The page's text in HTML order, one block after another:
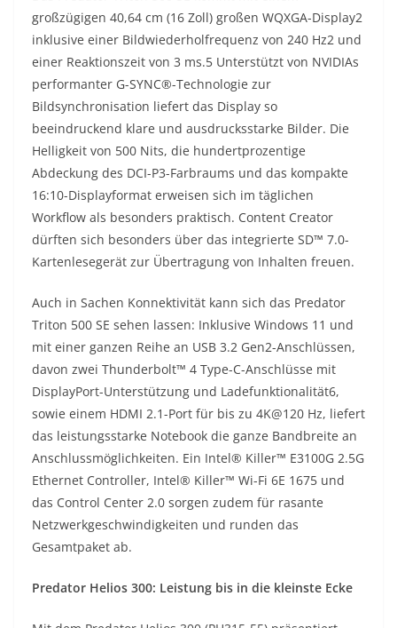
großzügigen 40,64 cm (16 Zoll) großen WQXGA-Display2
inklusive einer Bildwiederholfrequenz von 240 Hz2 und
einer Reaktionszeit von 3 ms.5 Unterstützt von NVIDIAs
performanter G-SYNC®-Technologie zur
Bildsynchronisation liefert das Display so
beeindruckend klare und ausdrucksstarke Bilder. Die
Helligkeit von 500 Nits, die hundertprozentige
Abdeckung des DCI-P3-Farbraums und das kompakte
16:10-Displayformat erweisen sich im täglichen
Workflow als besonders praktisch. Content Creator
dürften sich besonders über das integrierte SD™ 7.0-
Kartenlesegerät zur Übertragung von Inhalten freuen.
Auch in Sachen Konnektivität kann sich das Predator
Triton 500 SE sehen lassen: Inklusive Windows 11 und
mit einer ganzen Reihe an USB 3.2 Gen2-Anschlüssen,
davon zwei Thunderbolt™ 4 Type-C-Anschlüsse mit
DisplayPort-Unterstützung und Ladefunktionalität6,
sowie einem HDMI 2.1-Port für bis zu 4K@120 Hz, liefert
das leistungsstarke Notebook die ganze Bandbreite an
Anschlussmöglichkeiten. Ein Intel® Killer™ E3100G 2.5G
Ethernet Controller, Intel® Killer™ Wi-Fi 6E 1675 und
das Control Center 2.0 sorgen zudem für rasante
Netzwerkgeschwindigkeiten und runden das
Gesamtpaket ab.
Predator Helios 300: Leistung bis in die kleinste Ecke